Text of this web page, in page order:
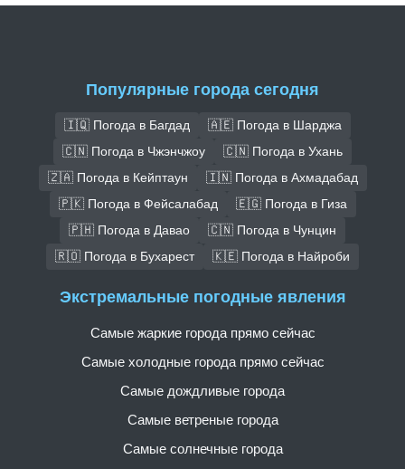
Популярные города сегодня
🇮🇶 Погода в Багдад
🇦🇪 Погода в Шарджа
🇨🇳 Погода в Чжэнчжоу
🇨🇳 Погода в Ухань
🇿🇦 Погода в Кейптаун
🇮🇳 Погода в Ахмадабад
🇵🇰 Погода в Фейсалабад
🇪🇬 Погода в Гиза
🇵🇭 Погода в Давао
🇨🇳 Погода в Чунцин
🇷🇴 Погода в Бухарест
🇰🇪 Погода в Найроби
Экстремальные погодные явления
Самые жаркие города прямо сейчас
Самые холодные города прямо сейчас
Самые дождливые города
Самые ветреные города
Самые солнечные города